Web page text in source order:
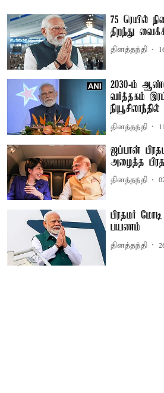
75 ரெயில்
திறந்து
தினத்தந்தி
2030-ம்
வர்த்தகம்
தினத்தந்தி
ஜப்பான்
அழைத்த
தினத்தந்தி
பிரதமர்
பயணம்
தினத்தந்தி